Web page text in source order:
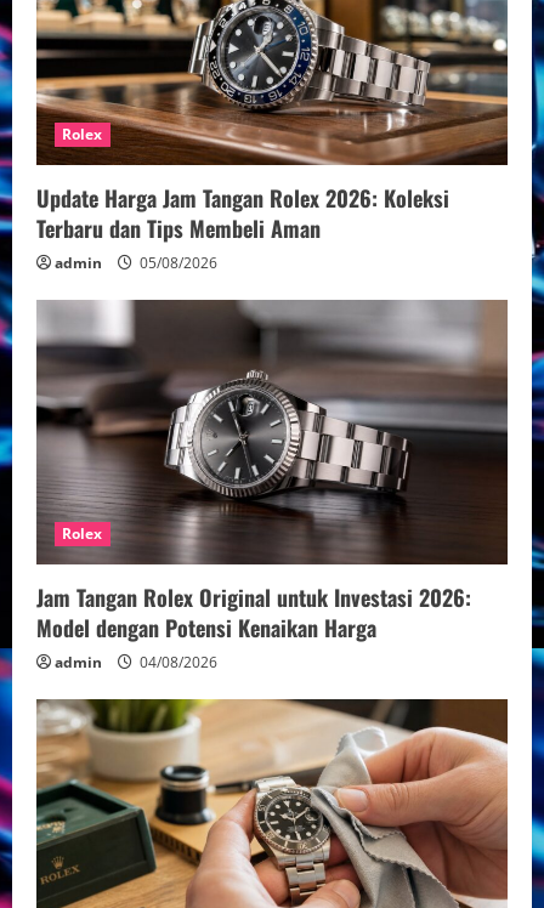
Rolex
Update Harga Jam Tangan Rolex 2026: Koleksi
Terbaru dan Tips Membeli Aman
admin 05/08/2026
Rolex
Jam Tangan Rolex Original untuk Investasi 2026:
Model dengan Potensi Kenaikan Harga
admin 04/08/2026